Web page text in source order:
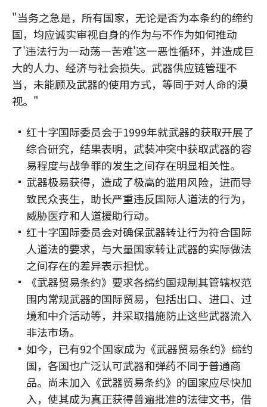
"当务之急是，所有国家，无论是否为本条约的缔约
国，均应诚实审视自身的作为与不作为如何推动
了'违法行为—动荡—苦难'这一恶性循环，并造成巨
大的人力、经济与社会损失。武器供应链管理不
当，未能顾及武器的使用方式，等同于对人命的漠
视。"
红十字国际委员会于1999年就武器的获取开展了
综合研究，结果表明，武装冲突中获取武器的容
易程度与战争罪的发生之间存在明显相关性。
武器极易获得，造成了极高的滥用风险，进而导
致民众丧生，助长严重违反国际人道法的行为，
威胁医疗和人道援助行动。
红十字国际委员会对确保武器转让行为符合国际
人道法的要求，与大量国家转让武器的实际做法
之间存在的差异表示担忧。
《武器贸易条约》要求各缔约国规制其管辖权范
围内常规武器的国际贸易，包括出口、进口、过
境和中介活动等，并采取措施防止这些武器流入
非法市场。
如今，已有92个国家成为《武器贸易条约》缔约
国，各国也广泛认可武器和弹药不同于普通商
品。尚未加入《武器贸易条约》的国家应尽快加
入，使其成为真正获得普遍批准的法律文书，借